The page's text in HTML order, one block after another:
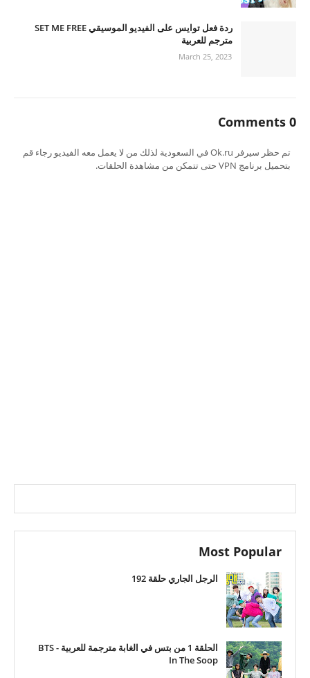
ردة فعل توايس على الفيديو الموسيقي SET ME FREE
مترجم للعربية
March 25, 2023
0 Comments
تم حظر سيرفر Ok.ru في السعودية لذلك من لا يعمل معه الفيديو رجاء قم
بتحميل برنامج VPN حتى تتمكن من مشاهدة الحلقات.
Most Popular
الرجل الجاري حلقة 192
الحلقة 1 من بتس في الغابة مترجمة للعربية - BTS
In The Soop